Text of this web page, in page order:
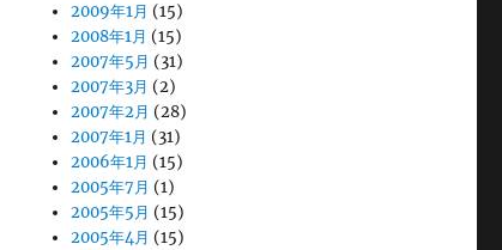
2009年1月 (15)
2008年1月 (15)
2007年5月 (31)
2007年3月 (2)
2007年2月 (28)
2007年1月 (31)
2006年1月 (15)
2005年7月 (1)
2005年5月 (15)
2005年4月 (15)